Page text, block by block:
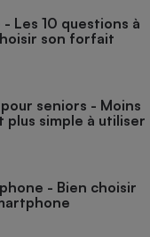
Les 10 questions à
son forfait
seniors - Moins
simple à utiliser
- Bien choisir